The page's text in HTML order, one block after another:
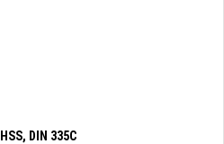
DIN 335C